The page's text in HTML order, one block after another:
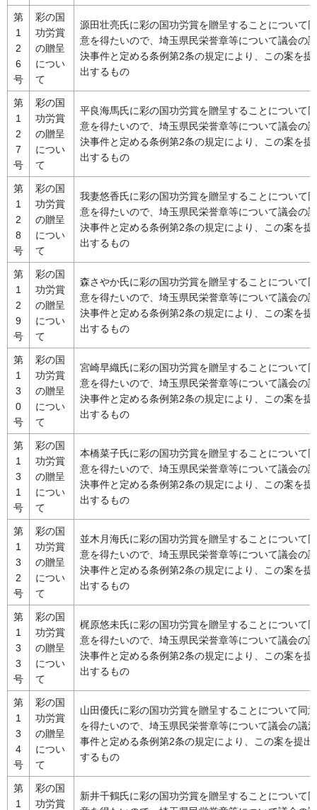
第
1
2
6
号
彩の国
功労賞
の贈呈
につい
て
源田壮亮氏に彩の国功労賞を贈呈することについて同
意を得たいので、埼玉県民栄誉章等について議会の議
決事件と定める条例第2条の規定により、この案を提
出するもの
第
1
2
7
号
彩の国
功労賞
の贈呈
につい
て
平良海馬氏に彩の国功労賞を贈呈することについて同
意を得たいので、埼玉県民栄誉章等について議会の議
決事件と定める条例第2条の規定により、この案を提
出するもの
第
1
2
8
号
彩の国
功労賞
の贈呈
につい
て
我妻悠香氏に彩の国功労賞を贈呈することについて同
意を得たいので、埼玉県民栄誉章等について議会の議
決事件と定める条例第2条の規定により、この案を提
出するもの
第
1
2
9
号
彩の国
功労賞
の贈呈
につい
て
森さやか氏に彩の国功労賞を贈呈することについて同
意を得たいので、埼玉県民栄誉章等について議会の議
決事件と定める条例第2条の規定により、この案を提
出するもの
第
1
3
0
号
彩の国
功労賞
の贈呈
につい
て
宮崎早織氏に彩の国功労賞を贈呈することについて同
意を得たいので、埼玉県民栄誉章等について議会の議
決事件と定める条例第2条の規定により、この案を提
出するもの
第
1
3
1
号
彩の国
功労賞
の贈呈
につい
て
本橋菜子氏に彩の国功労賞を贈呈することについて同
意を得たいので、埼玉県民栄誉章等について議会の議
決事件と定める条例第2条の規定により、この案を提
出するもの
第
1
3
2
号
彩の国
功労賞
の贈呈
につい
て
並木月海氏に彩の国功労賞を贈呈することについて同
意を得たいので、埼玉県民栄誉章等について議会の議
決事件と定める条例第2条の規定により、この案を提
出するもの
第
1
3
3
号
彩の国
功労賞
の贈呈
につい
て
梶原悠未氏に彩の国功労賞を贈呈することについて同
意を得たいので、埼玉県民栄誉章等について議会の議
決事件と定める条例第2条の規定により、この案を提
出するもの
第
1
3
4
号
彩の国
功労賞
の贈呈
につい
て
山田優氏に彩の国功労賞を贈呈することについて同意
を得たいので、埼玉県民栄誉章等について議会の議決
事件と定める条例第2条の規定により、この案を提出
するもの
第
1
彩の国
功労賞
新井千鶴氏に彩の国功労賞を贈呈することについて同